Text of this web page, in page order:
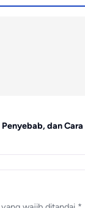
dan